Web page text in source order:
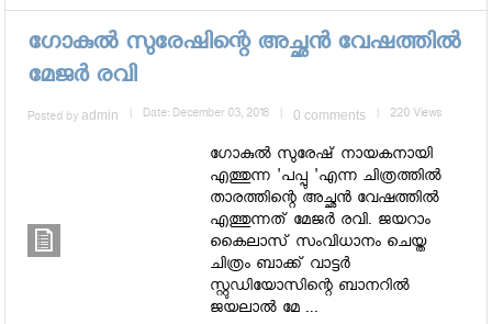
ഗോകുല്‍ സുരേഷിന്റെ അച്ഛന്‍ വേഷത്തില്‍
മേജര്‍ രവി
Posted byadmin | Date: December 03, 2018 | 0 comments | 220 Views
ഗോകുല്‍ സുരേഷ് നായകനായി
എത്തുന്ന 'പപ്പു 'എന്ന ചിത്രത്തില്‍
താരത്തിന്റെ അച്ഛന്‍ വേഷത്തില്‍
എത്തുന്നത് മേജര്‍ രവി. ജയറാം
കൈലാസ് സംവിധാനം ചെയ്ത
ചിത്രം ബാക്ക് വാട്ടര്‍
സ്റ്റുഡിയോസിന്റെ ബാനറില്‍
ജയലാല്‍ മേ ...